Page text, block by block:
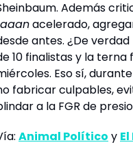
acelerado,
antes. ¿De
10 finalistas y la
Eso sí,
fabricar culpables,
a la FGR de
Animal Político y